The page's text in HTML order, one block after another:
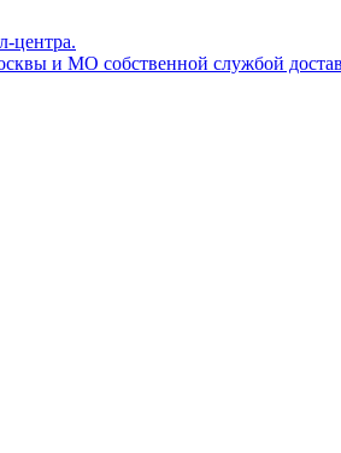
центра.
и МО собственной службой